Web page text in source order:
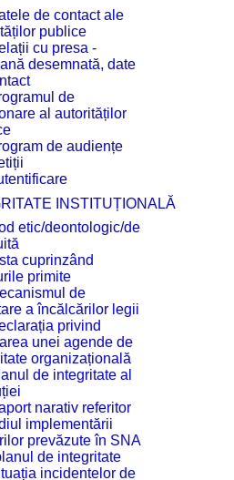
de contact ale
publice
cu presa -
desemnată, date
de
al autorităților
de audiențe
INSTITUȚIONALĂ
etic/deontologic/de
cuprinzând
primite
de
a încălcărilor legii
privind
unei agende de
organizațională
de integritate al
narativ referitor
implementării
prevăzute în SNA
de integritate
incidentelor de